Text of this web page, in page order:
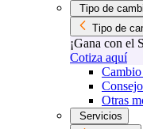
Tipo de
Tipo de
¡Gana con el
Cotiza aquí
Otras
Servicios